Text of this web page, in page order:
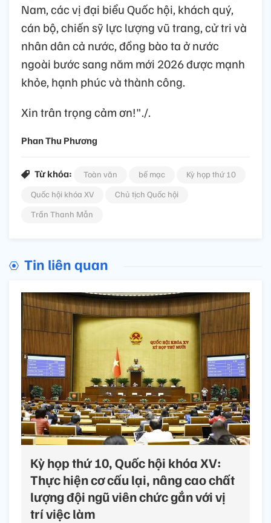
Nam, các vị đại biểu Quốc hội, khách quý,
cán bộ, chiến sỹ lực lượng vũ trang, cử tri và
nhân dân cả nước, đồng bào ta ở nước
ngoài bước sang năm mới 2026 được mạnh
khỏe, hạnh phúc và thành công.
Xin trân trọng cảm ơn!"./.
Phan Thu Phương
Từ khóa: Toàn văn bế mạc
Kỳ họp thứ 10
Quốc hội khóa XV
Chủ tịch Quốc hội
Trần Thanh Mẫn
Tin liên quan
Kỳ họp thứ 10, Quốc hội khóa XV:
Thực hiện cơ cấu lại, nâng cao chất
lượng đội ngũ viên chức gắn với vị
trí việc làm